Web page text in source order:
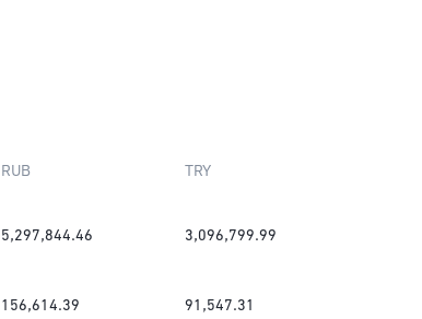
RUB TRY
5,297,844.46 3,096,799.99
156,614.39 91,547.31